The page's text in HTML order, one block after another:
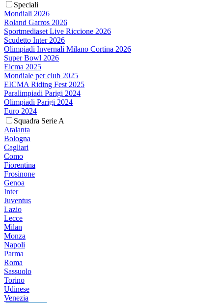
Speciali
Mondiali 2026
Roland Garros 2026
Sportmediaset Live Riccione 2026
Scudetto Inter 2026
Olimpiadi Invernali Milano Cortina 2026
Super Bowl 2026
Eicma 2025
Mondiale per club 2025
EICMA Riding Fest 2025
Paralimpiadi Parigi 2024
Olimpiadi Parigi 2024
Euro 2024
Squadra Serie A
Atalanta
Bologna
Cagliari
Como
Fiorentina
Frosinone
Genoa
Inter
Juventus
Lazio
Lecce
Milan
Monza
Napoli
Parma
Roma
Sassuolo
Torino
Udinese
Venezia